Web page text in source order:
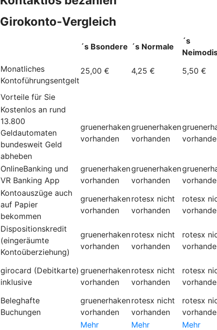
Girokonto-Vergleich
´s Bsondere ´s Normale
´s
Monatliches
Kontoführungsentgelt
25,00 € 4,25 € 5,50 €
Vorteile für Sie
Kostenlos an rund
13.800
Geldautomaten
bundesweit Geld
abheben
gruenerhaken
vorhanden
gruenerhaken
vorhanden
OnlineBanking und
VR Banking App
gruenerhaken
vorhanden
gruenerhaken
vorhanden
Kontoauszüge auch
auf Papier
bekommen
gruenerhaken
vorhanden
rotesx nicht
vorhanden
rotesx
Dispositionskredit
(eingeräumte
Kontoüberziehung)
gruenerhaken
vorhanden
rotesx nicht
vorhanden
rotesx
girocard (Debitkarte)
inklusive
gruenerhaken
vorhanden
rotesx nicht
vorhanden
rotesx
Beleghafte
Buchungen
gruenerhaken
vorhanden
rotesx nicht
vorhanden
rotesx
Mehr
Mehr
Mehr